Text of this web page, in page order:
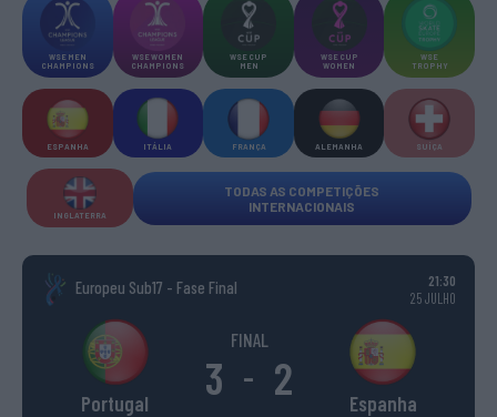
WSE MEN
CHAMPIONS
WSE WOMEN
CHAMPIONS
WSE CUP
MEN
WSE CUP
WOMEN
WSE
TROPHY
ESPANHA ITÁLIA FRANÇA ALEMANHA SUÍÇA
INGLATERRA
TODAS AS COMPETIÇÕES
INTERNACIONAIS
Europeu Sub17 - Fase Final
21:30
25 JULHO
Portugal
FINAL
3 - 2 Espanha